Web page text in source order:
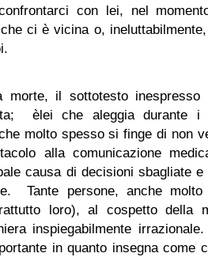
con lei, nel
ci è vicina o,
morte, il sottotesto inespresso
èlei che aleggia durante i
molto spesso si finge di non
alla comunicazione
causa di decisioni sbagliate e
Tante persone, anche
loro), al cospetto della
inspiegabilmente
in quanto insegna come